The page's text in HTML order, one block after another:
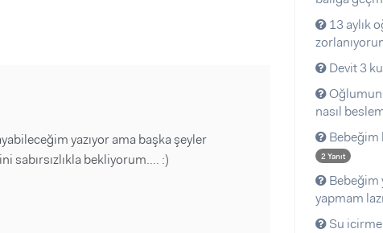
yazıyor ama başka şeyler
sabırsızlıkla bekliyorum.... :)
13 aylık
Devit 3
Oğlumun
nasıl
2 Yanıt
Bebeğim
yapmam
Su